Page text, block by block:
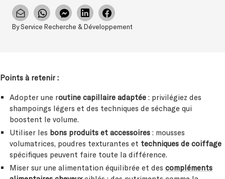
By Service Recherche & Développement
Points à retenir :
Adopter une routine capillaire adaptée: privilégiez des
shampoings légers et des techniques de séchage qui
boostent le volume.
Utiliser les bons produits et accessoires: mousses
volumatrices, poudres texturantes et techniques de coiffage
spécifiques peuvent faire toute la différence.
Miser sur une alimentation équilibrée et des compléments